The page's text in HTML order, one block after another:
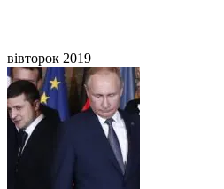
вівторок 2019